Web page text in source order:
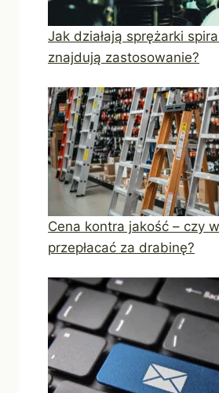
Jak działają sprężarki
znajdują zastosowanie?
Cena kontra jakość – czy
przepłacać za drabinę?